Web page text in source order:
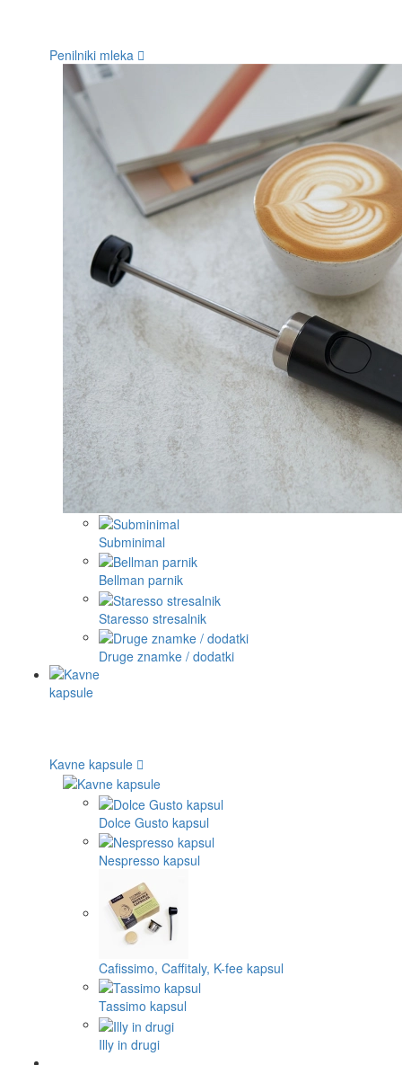
Penilniki mleka
Subminimal
Bellman parnik
Staresso stresalnik
Druge znamke / dodatki
Kavne kapsule
Dolce Gusto kapsul
Nespresso kapsul
Cafissimo, Caffitaly, K-fee kapsul
Tassimo kapsul
Illy in drugi